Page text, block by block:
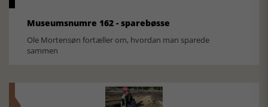
Museumsnumre 162 - sparebøsse
Ole Mortensøn fortæller om, hvordan man sparede
sammen